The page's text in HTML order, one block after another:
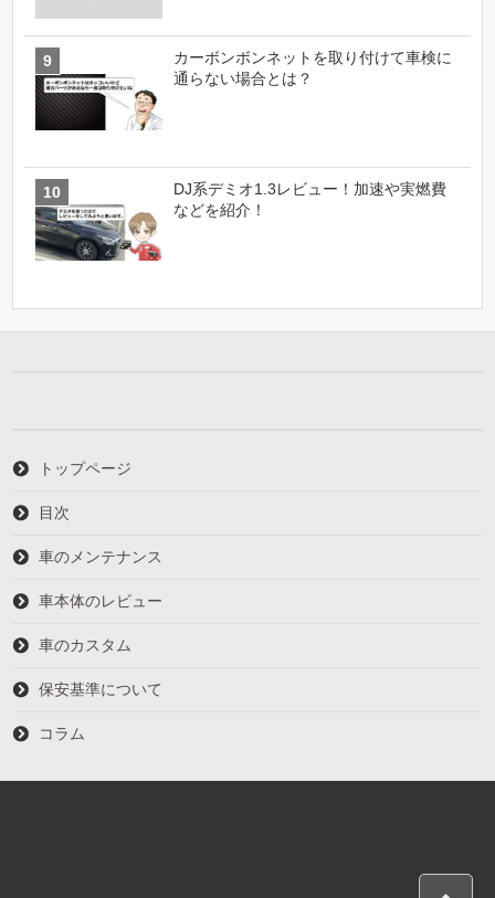
カーボンボンネットを取り付けて車検に
通らない場合とは？
DJ系デミオ1.3レビュー！加速や実燃費
などを紹介！
トップページ
目次
車のメンテナンス
車本体のレビュー
車のカスタム
保安基準について
コラム